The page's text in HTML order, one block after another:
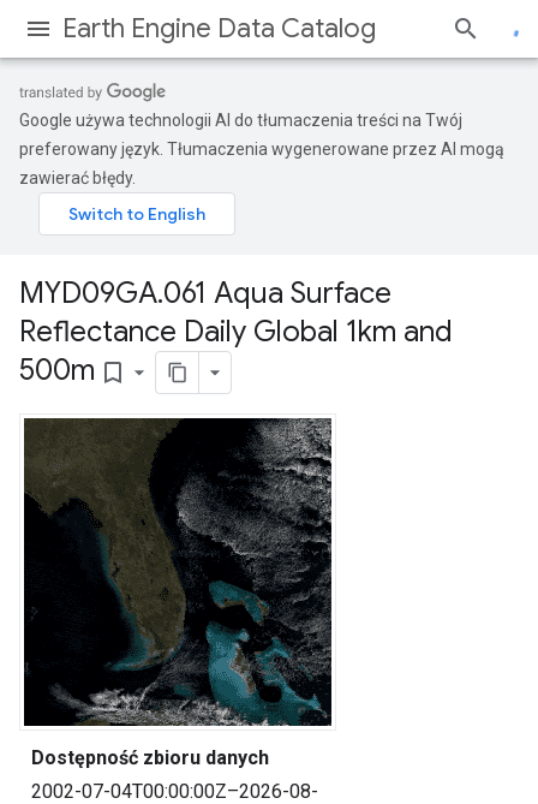
Earth Engine Data Catalog
Google używa technologii AI do tłumaczenia treści na Twój
preferowany język. Tłumaczenia wygenerowane przez AI mogą
zawierać błędy.
MYD09GA.061 Aqua Surface
Reflectance Daily Global 1km and
500m bookmark_border
Dostępność zbioru danych
2002-07-04T00:00:00Z–2026-08-